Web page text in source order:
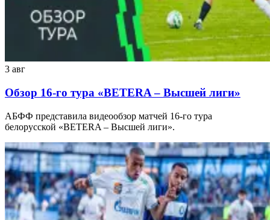
3 авг
Обзор 16-го тура «BETERA – Высшей лиги»
АБФФ представила видеообзор матчей 16-го тура
белорусской «BETERA – Высшей лиги».